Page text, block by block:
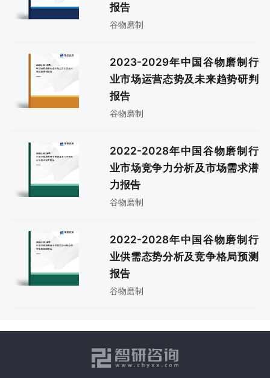
报告
谷物磨制
2023-2029年中国谷物磨制行
业市场运营态势及未来趋势研判
报告
谷物磨制
2022-2028年中国谷物磨制行
业市场竞争力分析及市场需求潜
力报告
谷物磨制
2022-2028年中国谷物磨制行
业供需态势分析及竞争格局预测
报告
谷物磨制